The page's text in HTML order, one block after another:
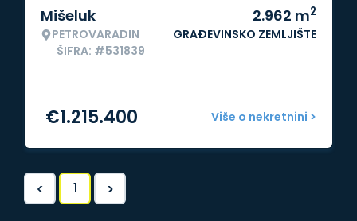
Mišeluk
PETROVARADIN
ŠIFRA: #531839
2.962 m2
GRAĐEVINSKO ZEMLJIŠTE
Više o nekretnini >
€1.215.400
< 1 >